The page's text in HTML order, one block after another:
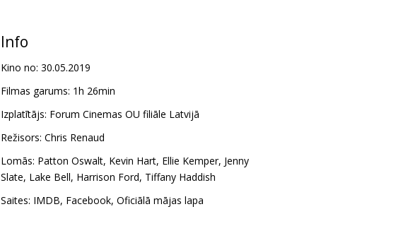
Info
Kino no: 30.05.2019
Filmas garums: 1h 26min
Izplatītājs: Forum Cinemas OU filiāle Latvijā
Režisors: Chris Renaud
Lomās: Patton Oswalt, Kevin Hart, Ellie Kemper, Jenny
Slate, Lake Bell, Harrison Ford, Tiffany Haddish
Saites: IMDB, Facebook, Oficiālā mājas lapa